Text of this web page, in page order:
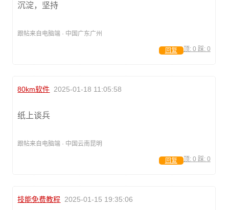
沉淀，坚持
跟帖来自电脑端 · 中国广东广州
顶: 0 踩: 0
回复
80km软件 2025-01-18 11:05:58
纸上谈兵
跟帖来自电脑端 · 中国云南昆明
顶: 0 踩: 0
回复
技能免费教程 2025-01-15 19:35:06